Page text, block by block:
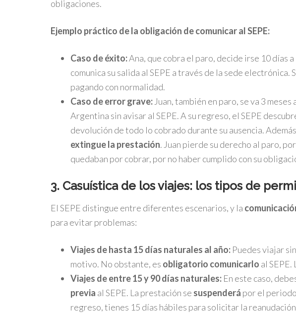
obligaciones.
Ejemplo práctico de la obligación de comunicar al SEPE:
Caso de éxito:Ana, que cobra el paro, decide irse 10 días
comunica su salida al SEPE a través de la sede electrónica.
pagando con normalidad.
Caso de error grave: Juan, también en paro, se va 3
Argentina sin avisar al SEPE. A su regreso, el SEPE
devolución de todo lo cobrado durante su ausencia.
extingue la prestación. Juan pierde su derecho al paro,
quedaban por cobrar, por no haber cumplido con su
3. Casuística de los viajes: los tipos de
El SEPE distingue entre diferentes escenarios, y la
para evitar problemas:
Viajes de hasta 15 días naturales al año: Puedes viajar
motivo. No obstante, es obligatorio comunicarlo al
Viajes de entre 15 y 90 días naturales: En este caso,
previa al SEPE. La prestación se suspenderá por el
regreso, tienes 15 días hábiles para solicitar la